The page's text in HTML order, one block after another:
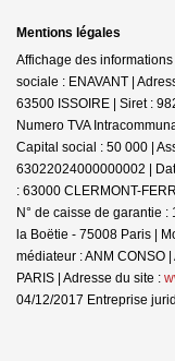
Mentions légales
Affichage des
sociale : ENAVANT |
63500 ISSOIRE | Siret :
Numero TVA
Capital social : 50 000 |
63022024000000002 |
: 63000 CLERMONT-
N° de caisse de garantie
la Boëtie - 75008 Paris |
médiateur : ANM CONSO
PARIS | Adresse du site :
04/12/2017 Entreprise